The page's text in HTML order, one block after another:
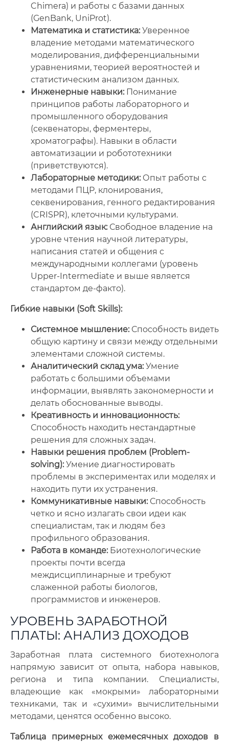
Chimera) и работы с базами данных
(GenBank, UniProt).
Математика и статистика:Уверенное
владение методами математического
моделирования, дифференциальными
уравнениями, теорией вероятностей и
статистическим анализом данных.
Инженерные навыки:Понимание
принципов работы лабораторного и
промышленного оборудования
(секвенаторы, ферментеры,
хроматографы). Навыки в области
автоматизации и робототехники
(приветствуются).
Лабораторные методики:Опыт работы с
методами ПЦР, клонирования,
секвенирования, генного редактирования
(CRISPR), клеточными культурами.
Английский язык:Свободное владение на
уровне чтения научной литературы,
написания статей и общения с
международными коллегами (уровень
Upper-Intermediate и выше является
стандартом де-факто).
Гибкие навыки (Soft Skills):
Системное мышление:Способность видеть
общую картину и связи между отдельными
элементами сложной системы.
Аналитический склад ума:Умение
работать с большими объемами
информации, выявлять закономерности и
делать обоснованные выводы.
Креативность и инновационность:
Способность находить нестандартные
решения для сложных задач.
Навыки решения проблем (Problem-
solving):Умение диагностировать
проблемы в экспериментах или моделях и
находить пути их устранения.
Коммуникативные навыки:Способность
четко и ясно излагать свои идеи как
специалистам, так и людям без
профильного образования.
Работа в команде:Биотехнологические
проекты почти всегда
междисциплинарные и требуют
слаженной работы биологов,
программистов и инженеров.
УРОВЕНЬ ЗАРАБОТНОЙ
ПЛАТЫ: АНАЛИЗ ДОХОДОВ
Заработная плата системного биотехнолога
напрямую зависит от опыта, набора навыков,
региона и типа компании. Специалисты,
владеющие как «мокрыми» лабораторными
техниками, так и «сухими» вычислительными
методами, ценятся особенно высоко.
Таблица примерных ежемесячных доходов в